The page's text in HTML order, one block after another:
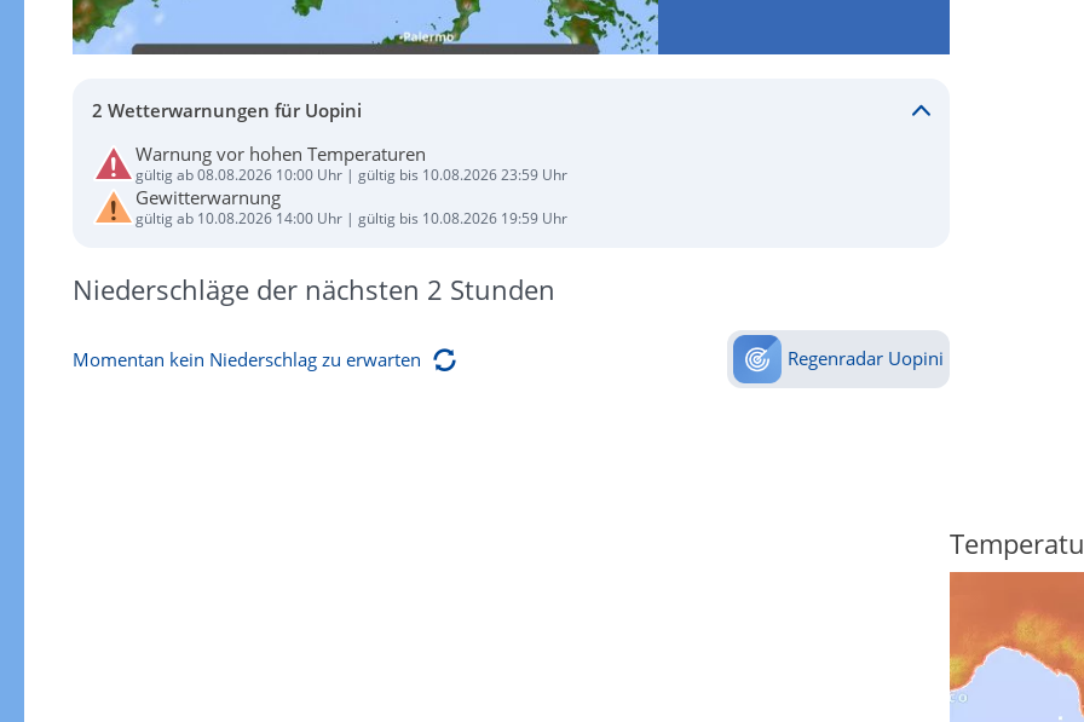
2 Wetterwarnungen für Uopini
Warnung vor hohen Temperaturen
gültig ab 08.08.2026 10:00 Uhr | gültig bis 10.08.2026 23:59 Uhr
Gewitterwarnung
gültig ab 10.08.2026 14:00 Uhr | gültig bis 10.08.2026 19:59 Uhr
Niederschläge der nächsten 2 Stunden
Momentan kein Niederschlag zu erwarten Regenradar Uopini